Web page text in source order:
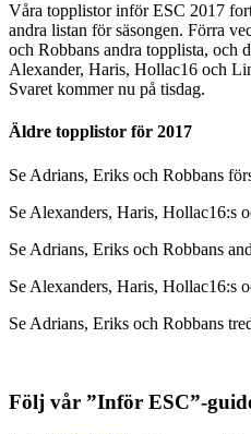
Våra topplistor inför ESC 2017
andra listan för säsongen. Förra
och Robbans andra topplista, och
Alexander, Haris, Hollac16 och
Svaret kommer nu på tisdag.
Äldre topplistor för 2017
Se Adrians, Eriks och Robbans
Se Alexanders, Haris, Hollac16:s
Se Adrians, Eriks och Robbans
Se Alexanders, Haris, Hollac16:s
Se Adrians, Eriks och Robbans
Följ vår ”Inför ESC”-